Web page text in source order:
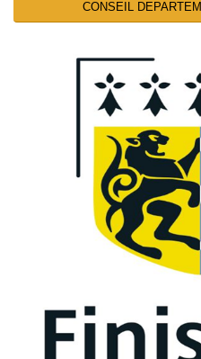
CONSEIL